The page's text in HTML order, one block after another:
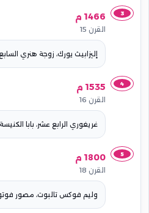
3 1466 م
القرن 15
إليزابيث يورك، زوجة هنري
4 1535 م
القرن 16
غريغوري الرابع عشر، بابا
5 1800 م
القرن 18
وليم فوكس تالبوت، مصور